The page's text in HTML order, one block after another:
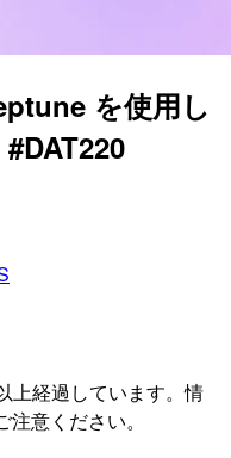
を使用し
上経過しています。情
意ください。